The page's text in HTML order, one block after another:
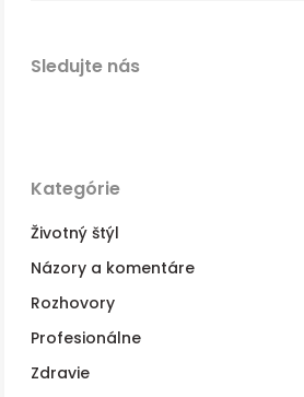
Kategórie
Životný štýl
Názory a komentáre
Rozhovory
Profesionálne
Zdravie
Sledujte nás